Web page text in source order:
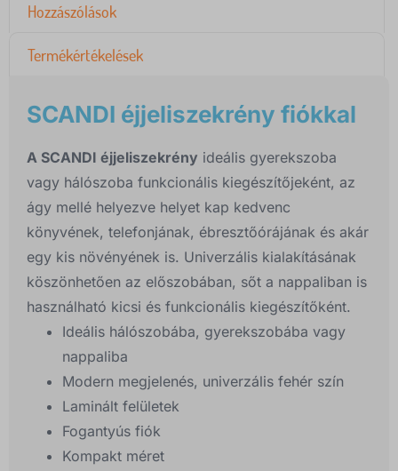
Hozzászólások
Termékértékelések
SCANDI éjjeliszekrény fiókkal
A SCANDI éjjeliszekrény ideális gyerekszoba
vagy hálószoba funkcionális kiegészítőjeként, az
ágy mellé helyezve helyet kap kedvenc
könyvének, telefonjának, ébresztőórájának és akár
egy kis növényének is. Univerzális kialakításának
köszönhetően az előszobában, sőt a nappaliban is
használható kicsi és funkcionális kiegészítőként.
Ideális hálószobába, gyerekszobába vagy
nappaliba
Modern megjelenés, univerzális fehér szín
Laminált felületek
Fogantyús fiók
Kompakt méret